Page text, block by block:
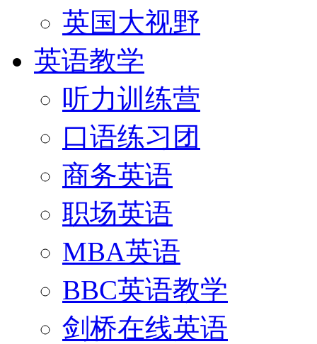
英国大视野
英语教学
听力训练营
口语练习团
商务英语
职场英语
MBA英语
BBC英语教学
剑桥在线英语